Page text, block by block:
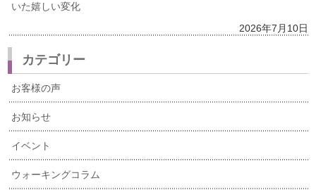
いた嬉しい変化
2026年7月10日
カテゴリー
お客様の声
お知らせ
イベント
ウォーキングコラム